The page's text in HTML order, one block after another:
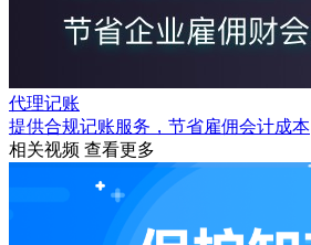
代理记账
提供合规记账服务，节省雇佣会计成本
相关视频 查看更多